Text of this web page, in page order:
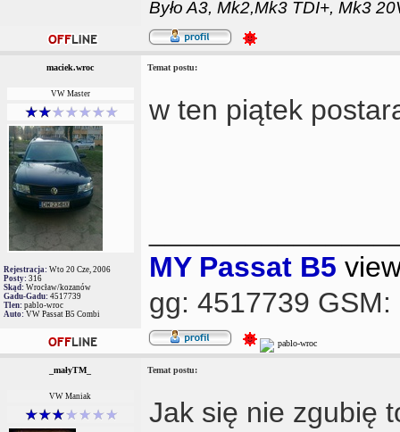
Było A3, Mk2,Mk3 TDI+, Mk3
maciek.wroc Temat postu:
VW Master
Rejestracja: Wto 20 Cze, 2006
Posty: 316
Skąd: Wrocław/kozanów
Gadu-Gadu: 4517739
Tlen: pablo-wroc
Auto: VW Passat B5 Combi
w ten piątek
MY Passat B5
gg: 4517739
_małyTM_ Temat postu:
VW Maniak Jak się nie zgubię